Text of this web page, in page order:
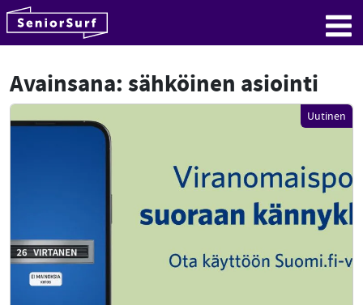
Hyppää sisältöön
Avainsana: sähköinen asiointi
Uutinen